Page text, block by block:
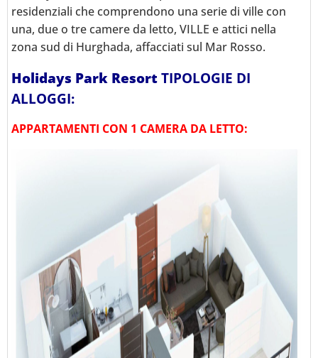
residenziali che comprendono una serie di ville con
una, due o tre camere da letto, VILLE e attici nella
zona sud di Hurghada, affacciati sul Mar Rosso.
Holidays Park Resort TIPOLOGIE DI
ALLOGGI:
APPARTAMENTI CON 1 CAMERA DA LETTO: